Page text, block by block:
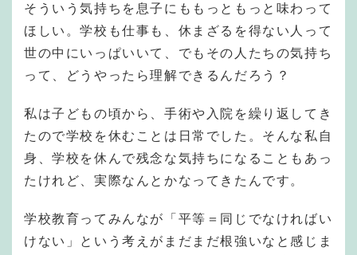
そういう気持ちを息子にももっともっと味わって
ほしい。学校も仕事も、休まざるを得ない人って
世の中にいっぱいいて、でもその人たちの気持ち
って、どうやったら理解できるんだろう？
私は子どもの頃から、手術や入院を繰り返してき
たので学校を休むことは日常でした。そんな私自
身、学校を休んで残念な気持ちになることもあっ
たけれど、実際なんとかなってきたんです。
学校教育ってみんなが「平等＝同じでなければい
けない」という考えがまだまだ根強いなと感じま